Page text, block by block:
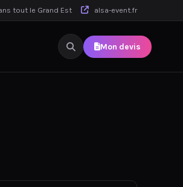
tout le Grand Est alsa-event.fr
Mon devis